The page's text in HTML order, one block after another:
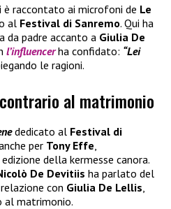
è raccontato ai microfoni de Le
al Festival di Sanremo. Qui ha
da padre accanto a Giulia De
l’influencer ha confidato: “Lei
le ragioni.
al matrimonio
dedicato al Festival di
per Tony Effe
della kermesse canora.
De Devitiis ha parlato del
con Giulia De Lellis
al matrimonio.